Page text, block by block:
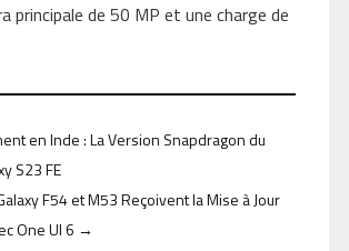
principale de 50 MP et une charge de
en Inde : La Version Snapdragon du
S23 FE
F54 et M53 Reçoivent la Mise à Jour
One UI 6 →